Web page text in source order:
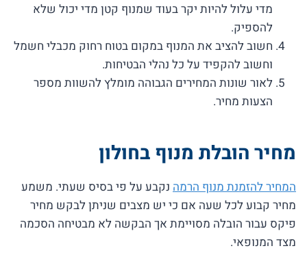
מדי עלול להיות יקר בעוד שמנוף קטן מדי יכול שלא
להספיק.
חשוב להציב את המנוף במקום בטוח רחוק מכבלי חשמל
וחשוב להקפיד על כל נהלי הבטיחות.
לאור שונות המחירים הגבוהה מומלץ להשוות מספר
הצעות מחיר.
מחיר הובלת מנוף בחולון
המחיר להזמנת מנוף הרמה נקבע על פי בסיס שעתי. משמע
מחיר קבוע לכל שעה אם כי יש מצבים שניתן לבקש מחיר
פיקס עבור הובלה מסויימת אך הבקשה לא מבטיחה הסכמה
מצד המנופאי.